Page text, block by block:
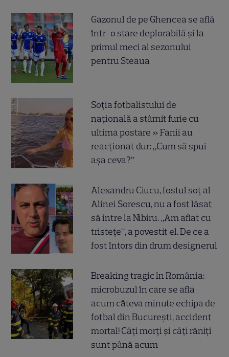
Gazonul de pe Ghencea se află
într-o stare deplorabilă și la
primul meci al sezonului
pentru Steaua
Soția fotbalistului de
națională a stârnit furie cu
ultima postare » Fanii au
reacționat dur: „Cum să spui
așa ceva?”
Alexandru Ciucu, fostul soț al
Alinei Sorescu, nu a fost lăsat
să intre la Nibiru. „Am aflat cu
tristețe”, a povestit el. De ce a
fost întors din drum designerul
Breaking tragic în România:
microbuzul în care se afla
acum câteva minute echipa de
fotbal din București, accident
mortal! Câți morți și câți răniți
sunt până acum